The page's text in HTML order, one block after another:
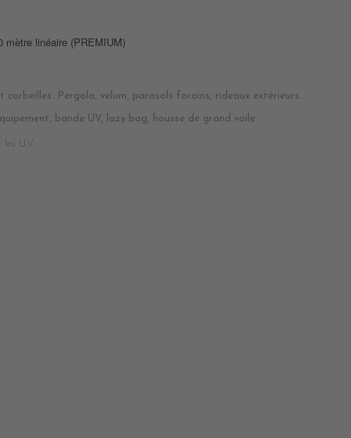
mètre linéaire (PREMIUM)
Pergola, velum, parasols forains, rideaux extérieurs.
bande UV, lazy bag, housse de grand voile
U.V..